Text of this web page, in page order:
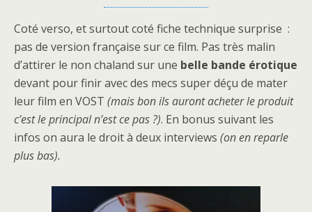
Coté verso, et surtout coté fiche technique surprise :
pas de version française sur ce film. Pas très malin
d’attirer le non chaland sur une belle bande érotique
devant pour finir avec des mecs super déçu de mater
leur film en VOST (mais bon ils auront acheter le produit
c’est le principal n’est ce pas ?). En bonus suivant les
infos on aura le droit à deux interviews (on en reparle
plus bas).